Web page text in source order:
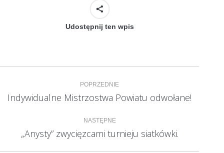
Udostępnij ten wpis
Nawigacja
wpisów
POPRZEDNIE
Poprzedni
Indywidualne Mistrzostwa Powiatu odwołane!
NASTĘPNE
Następny
„Anysty” zwycięzcami turnieju siatkówki.